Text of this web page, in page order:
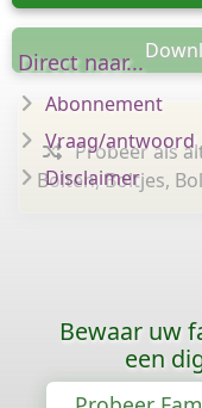
Probeer als
Bolten, Boltjes,
Direct naar...
Abonnement
Vraag/antwoord
Disclaimer
Bewaar uw
een